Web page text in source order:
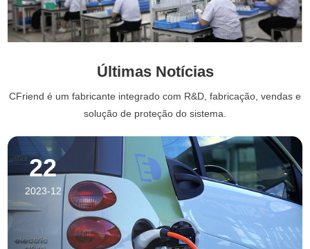
Últimas Notícias
CFriend é um fabricante integrado com R&D, fabricação, vendas e
solução de proteção do sistema.
22
2023-12